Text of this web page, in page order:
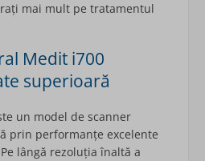
mai mult pe tratamentul
Medit i700
superioară
un model de scanner
prin performanțe excelente
lângă rezoluția înaltă a